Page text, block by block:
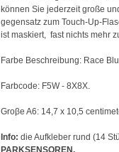
können Sie jederzeit große
gegensatz zum Touch-Up-
ist maskiert, fast nichts mehr
Farbe Beschreibung: Race
Farbcode: F5W - 8X8X.
Groβe A6: 14,7 x 10,5
Info: die Aufkleber rund (14
PARKSENSOREN.